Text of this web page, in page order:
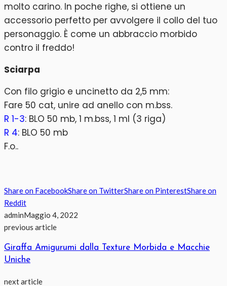
molto carino. In poche righe, si ottiene un
accessorio perfetto per avvolgere il collo del tuo
personaggio. È come un abbraccio morbido
contro il freddo!
Sciarpa
Con filo grigio e uncinetto da 2,5 mm:
Fare 50 cat, unire ad anello con m.bss.
R 1-3: BLO 50 mb, 1 m.bss, 1 ml (3 riga)
R 4: BLO 50 mb
F.o..
Share on FacebookShare on TwitterShare on PinterestShare on
Reddit
adminMaggio 4, 2022
previous article
Giraffa Amigurumi dalla Texture Morbida e Macchie
Uniche
next article